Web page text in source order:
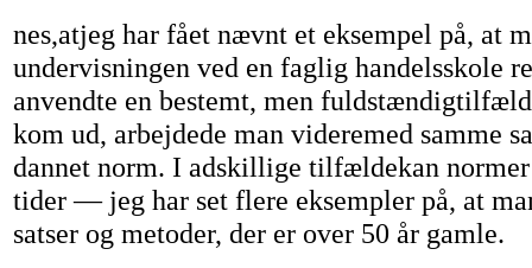
nes,atjeg har fået nævnt et eksempel på, at
undervisningen ved en faglig handelsskole
anvendte en bestemt, men
kom ud, arbejdede man videremed samme
dannet norm. I adskillige tilfældekan
tider — jeg har set flere eksempler på, at
satser og metoder, der er over 50 år gamle.